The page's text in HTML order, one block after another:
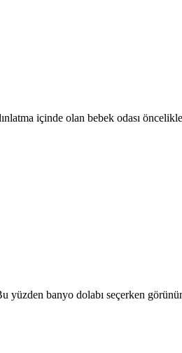
içinde olan bebek odası
yüzden banyo dolabı seçerken